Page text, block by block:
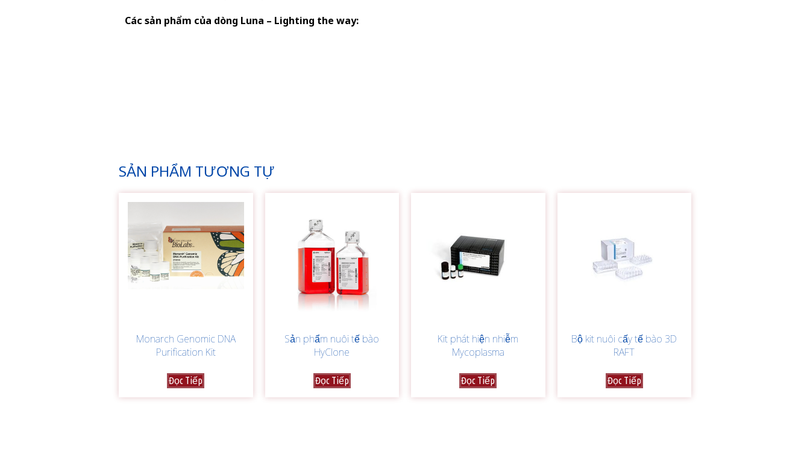
Các sản phẩm của dòng Luna – Lighting the way:
SẢN PHẨM TƯƠNG TỰ
Monarch Genomic DNA
Purification Kit
Đọc Tiếp
Sản phẩm nuôi tế bào
HyClone
Đọc Tiếp
Kit phát hiện nhiễm
Mycoplasma
Đọc Tiếp
Bộ kit nuôi cấy tế bào 3D
RAFT
Đọc Tiếp